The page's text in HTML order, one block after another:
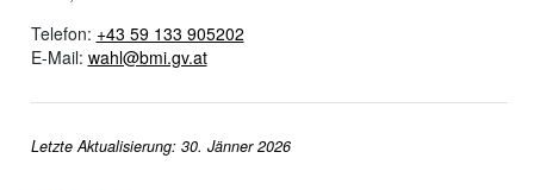
Telefon: +43 59 133 905202
E-Mail: wahl@bmi.gv.at
Letzte Aktualisierung: 30. Jänner 2026